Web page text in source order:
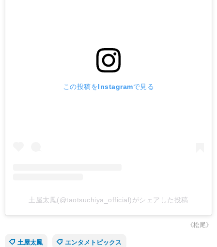
この投稿をInstagramで見る
土屋太鳳(@taotsuchiya_official)がシェアした投稿
《松尾》
土屋太鳳
エンタメトピックス